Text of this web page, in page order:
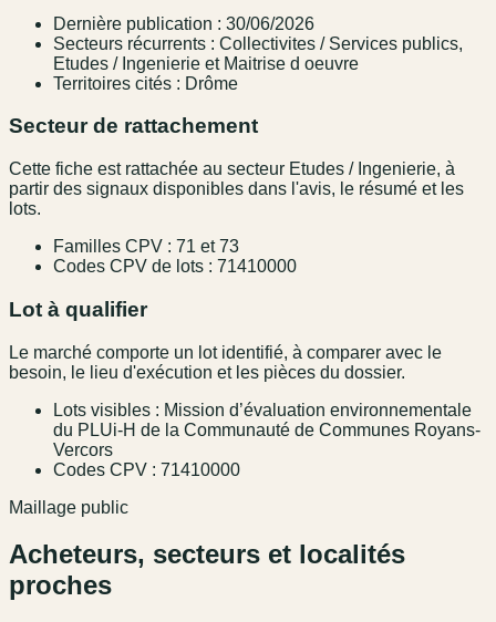
Dernière publication : 30/06/2026
Secteurs récurrents : Collectivites / Services publics,
Etudes / Ingenierie et Maitrise d oeuvre
Territoires cités : Drôme
Secteur de rattachement
Cette fiche est rattachée au secteur Etudes / Ingenierie, à
partir des signaux disponibles dans l'avis, le résumé et les
lots.
Familles CPV : 71 et 73
Codes CPV de lots : 71410000
Lot à qualifier
Le marché comporte un lot identifié, à comparer avec le
besoin, le lieu d'exécution et les pièces du dossier.
Lots visibles : Mission d’évaluation environnementale
du PLUi-H de la Communauté de Communes Royans-
Vercors
Codes CPV : 71410000
Maillage public
Acheteurs, secteurs et localités
proches